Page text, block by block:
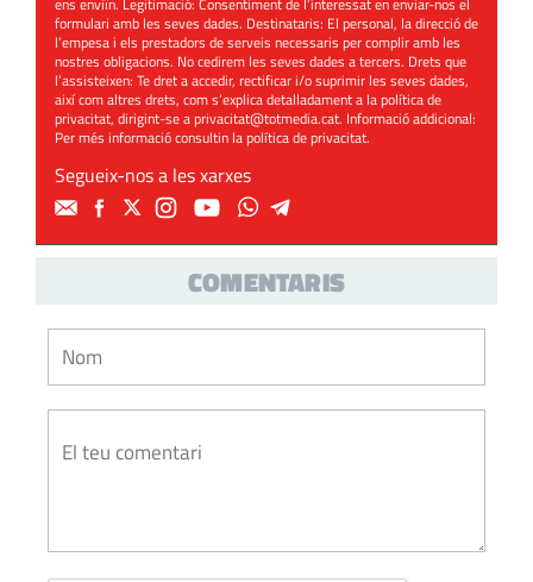
ens enviïn. Legitimació: Consentiment de l’interessat en enviar-nos el
formulari amb les seves dades. Destinataris: El personal, la direcció de
l’empesa i els prestadors de serveis necessaris per complir amb les
nostres obligacions. No cedirem les seves dades a tercers. Drets que
l’assisteixen: Te dret a accedir, rectificar i/o suprimir les seves dades,
així com altres drets, com s’explica detalladament a la política de
privacitat, dirigint-se aprivacitat@totmedia.cat. Informació addicional:
Per més informació consultin lapolítica de privacitat.
Segueix-nos a les xarxes
COMENTARIS